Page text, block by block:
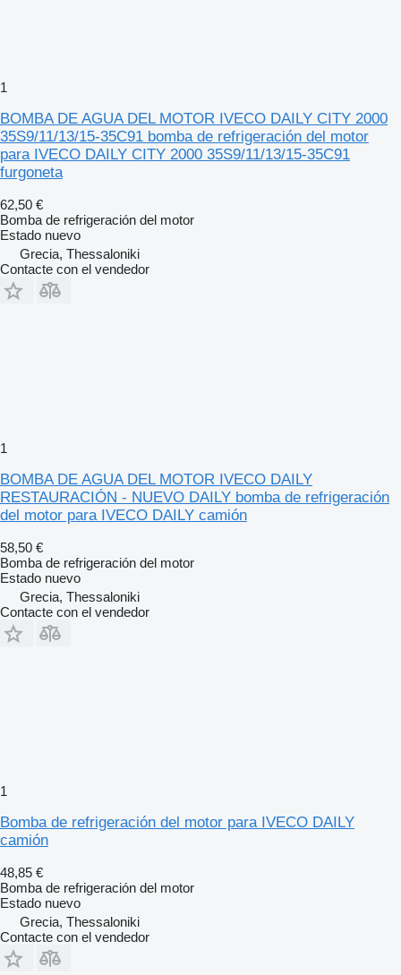
1
BOMBA DE AGUA DEL MOTOR IVECO DAILY CITY 2000
35S9/11/13/15-35C91 bomba de refrigeración del motor
para IVECO DAILY CITY 2000 35S9/11/13/15-35C91
furgoneta
62,50 €
Bomba de refrigeración del motor
Estado nuevo
Grecia, Thessaloniki
Contacte con el vendedor
1
BOMBA DE AGUA DEL MOTOR IVECO DAILY
RESTAURACIÓN - NUEVO DAILY bomba de refrigeración
del motor para IVECO DAILY camión
58,50 €
Bomba de refrigeración del motor
Estado nuevo
Grecia, Thessaloniki
Contacte con el vendedor
1
Bomba de refrigeración del motor para IVECO DAILY
camión
48,85 €
Bomba de refrigeración del motor
Estado nuevo
Grecia, Thessaloniki
Contacte con el vendedor